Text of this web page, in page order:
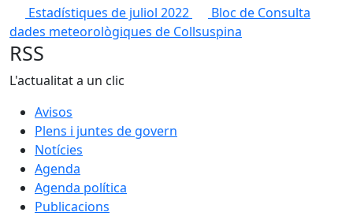
Estadístiques de juliol 2022
Bloc de Consulta
dades meteorològiques de Collsuspina
RSS
L'actualitat a un clic
Avisos
Plens i juntes de govern
Notícies
Agenda
Agenda política
Publicacions